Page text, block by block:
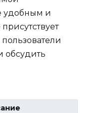
удобным и
обсудить